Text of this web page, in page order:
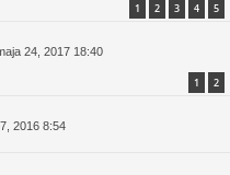
1 2 3 4 5
24, 2017 18:40
1 2
2016 8:54